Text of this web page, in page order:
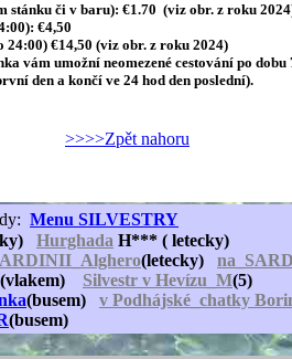
či v baru): €1.70 (viz obr. z roku
€4,50
€14,50 (viz obr. z roku 2024)
vám umožní neomezené cestování po dobu
den a končí ve 24 hod den poslední).
>>>>Zpět nahoru
Menu SILVESTRY
Hurghada H*** ( letecky)
(letecky)
(vlakem) Silvestr v Hevízu_M(5)
(busem) v Podhájské_chatky
(busem)